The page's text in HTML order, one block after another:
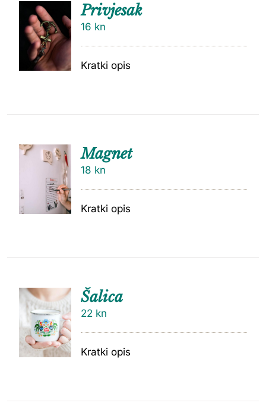
DODAJ
U
KOŠARI
CU
Privjesak
16 kn
Kratki opis
DODAJ
Magnet
18 kn
Kratki opis
DODAJ
U
KOŠARI
CU
Šalica
22 kn
Kratki opis